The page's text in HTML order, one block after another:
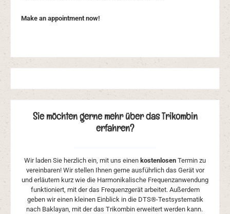
Make an appointment now!
Sie möchten gerne mehr über das Trikombin
erfahren?
Wir laden Sie herzlich ein, mit uns einen kostenlosen Termin zu
vereinbaren! Wir stellen Ihnen gerne ausführlich das Gerät vor
und erläutern kurz wie die Harmonikalische Frequenzanwendung
funktioniert, mit der das Frequenzgerät arbeitet. Außerdem
geben wir einen kleinen Einblick in die DTS®-Testsystematik
nach Baklayan, mit der das Trikombin erweitert werden kann.